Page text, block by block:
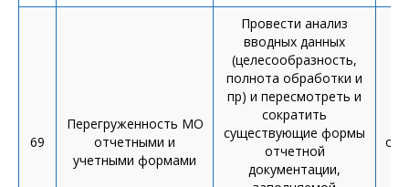
69
Перегруженность МО
отчетными и
учетными формами
Провести анализ
вводных данных
(целесообразность,
полнота обработки и
пр) и пересмотреть и
сократить
существующие формы
отчетной
документации,